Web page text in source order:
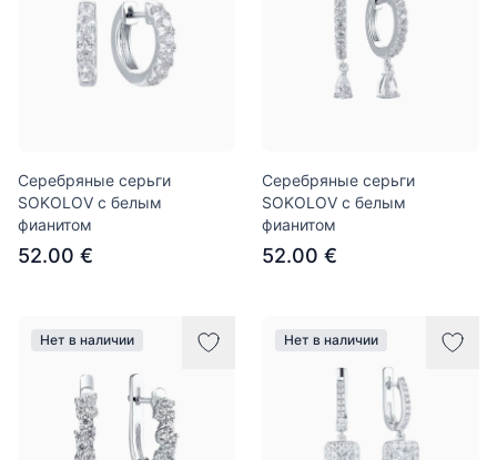
Серебряные серьги
SOKOLOV с белым
фианитом
52.00 €
Серебряные серьги
SOKOLOV с белым
фианитом
52.00 €
Нет в наличии Нет в наличии